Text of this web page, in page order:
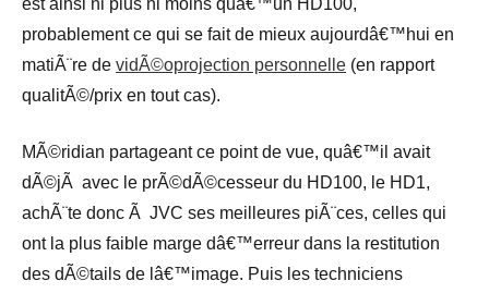
probablement ce qui se fait de mieux aujourdâ€™hui en
matiÃ¨re de vidÃ©oprojection personnelle (en rapport
qualitÃ©/prix en tout cas).
MÃ©ridian partageant ce point de vue, quâ€™il avait
dÃ©jÃ avec le prÃ©dÃ©cesseur du HD100, le HD1,
achÃ¨te donc Ã JVC ses meilleures piÃ¨ces, celles qui
ont la plus faible marge dâ€™erreur dans la restitution
des dÃ©tails de lâ€™image. Puis les techniciens